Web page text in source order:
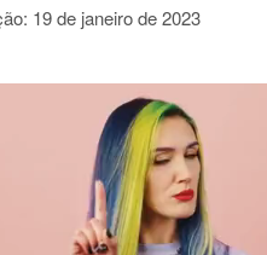
19 de janeiro de 2023